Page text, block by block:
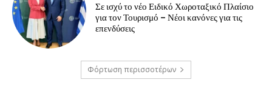
Σε ισχύ το νέο Ειδικό Χωροταξικό Πλαίσιο
για τον Τουρισμό – Νέοι κανόνες για τις
επενδύσεις
Φόρτωση περισσοτέρων